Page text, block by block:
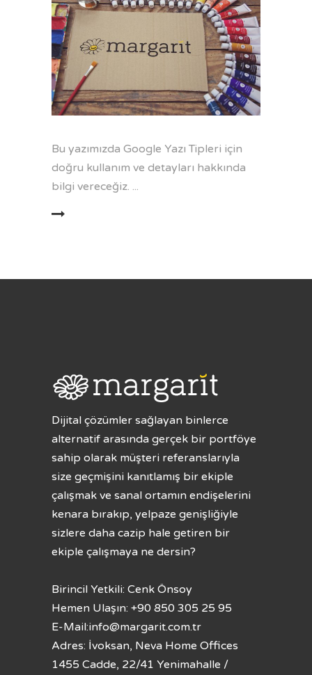
Bu yazımızda Google Yazı Tipleri için
doğru kullanım ve detayları hakkında
bilgi vereceğiz.
Dijital çözümler sağlayan binlerce
alternatif arasında gerçek bir portföye
sahip olarak müşteri referanslarıyla
size geçmişini kanıtlamış bir ekiple
çalışmak ve sanal ortamın endişelerini
kenara bırakıp, yelpaze genişliğiyle
sizlere daha cazip hale getiren bir
ekiple çalışmaya ne dersin?
Birincil Yetkili: Cenk Önsoy
Hemen Ulaşın: +90 850 305 25 95
E-Mail:info@margarit.com.tr
Adres: İvoksan, Neva Home Offices
1455 Cadde, 22/41 Yenimahalle /